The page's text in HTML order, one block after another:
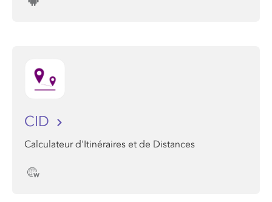
CID
Calculateur d'Itinéraires et de Distances